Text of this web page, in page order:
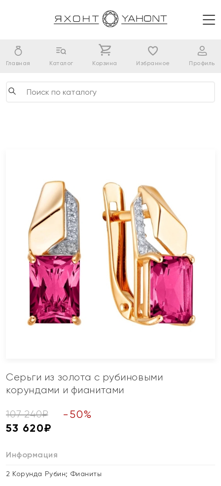
Главная Каталог Корзина Избранное Профиль
Серьги из золота с рубиновыми
корундами и фианитами
107 240₽ - 50%
53 620₽
Информация
2 Корунда Рубин; Фианиты